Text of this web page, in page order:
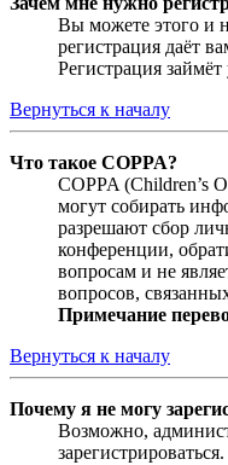
Вы можете этого и
регистрация даёт
Регистрация
Вернуться к началу
Что такое COPPA?
COPPA (Children’s
могут собирать
разрешают сбор
конференции,
вопросам и не
вопросов,
Примечание
Вернуться к началу
Почему я не могу
Возможно,